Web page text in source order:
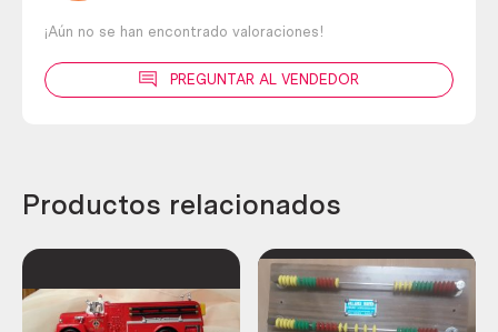
¡Aún no se han encontrado valoraciones!
PREGUNTAR AL VENDEDOR
Productos relacionados